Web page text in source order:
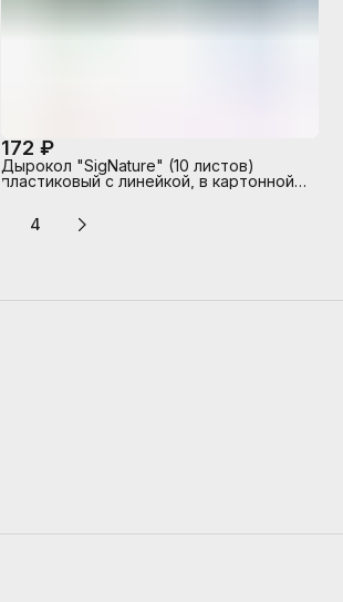
172 ₽
Дырокол "SigNature" (10 листов)
пластиковый с линейкой, в картонной
4